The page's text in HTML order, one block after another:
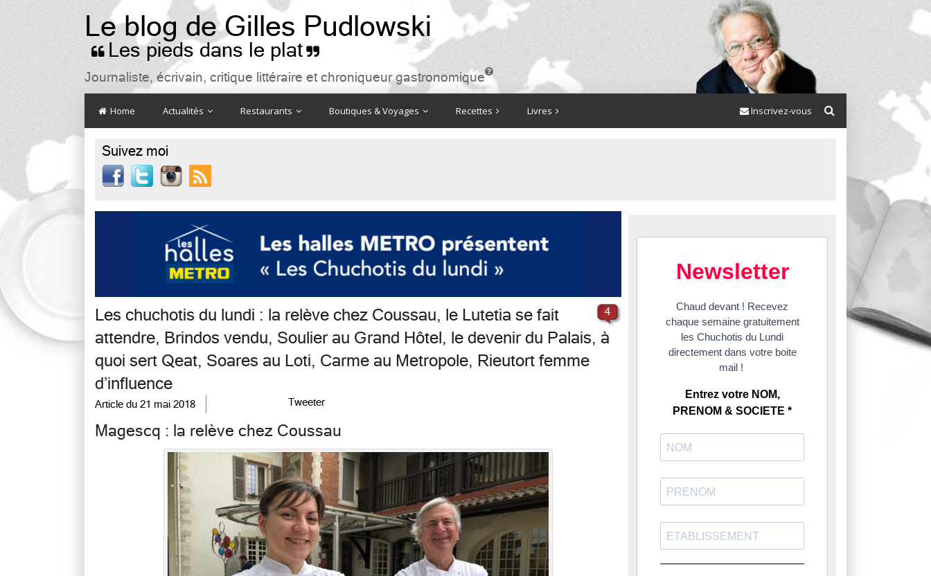
Le blog de Gilles Pudlowski
 Les pieds dans le plat 
Journaliste, écrivain, critique littéraire et chroniqueur gastronomique

Home Actualités Restaurants Boutiques & Voyages Recettes Livres Inscrivez-vous
Suivez moi

4
Les chuchotis du lundi : la relève chez Coussau, le Lutetia se fait
attendre, Brindos vendu, Soulier au Grand Hôtel, le devenir du Palais, à
quoi sert Qeat, Soares au Loti, Carme au Metropole, Rieutort femme
d’influence
Article du 21 mai 2018 Tweeter
Magescq : la relève chez Coussau
Newsletter
Chaud devant ! Recevez
chaque semaine gratuitement
les Chuchotis du Lundi
directement dans votre boite
mail !
Entrez votre NOM,
PRENOM & SOCIETE *